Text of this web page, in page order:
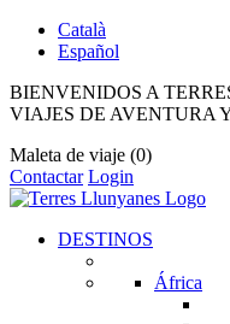
Català
Español
BIENVENIDOS A
VIAJES DE AVENTURA
Maleta de viaje (0)
Contactar Login
DESTINOS
África